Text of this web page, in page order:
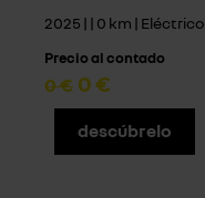
2025 | | 0 km | Eléctrico
Precio al contado
0 € 0 €
descúbrelo